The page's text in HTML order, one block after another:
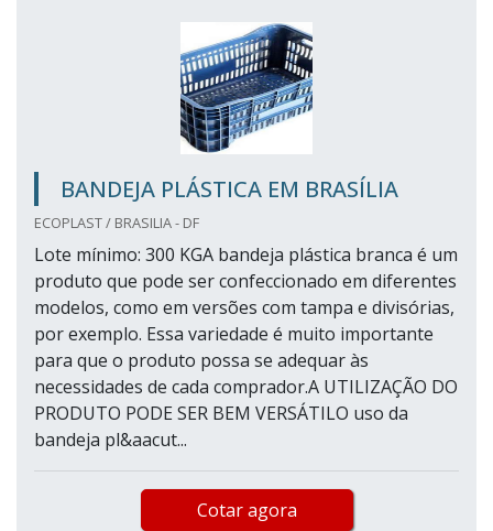
BANDEJA PLÁSTICA EM BRASÍLIA
ECOPLAST / BRASILIA - DF
Lote mínimo: 300 KGA bandeja plástica branca é um
produto que pode ser confeccionado em diferentes
modelos, como em versões com tampa e divisórias,
por exemplo. Essa variedade é muito importante
para que o produto possa se adequar às
necessidades de cada comprador.A UTILIZAÇÃO DO
PRODUTO PODE SER BEM VERSÁTILO uso da
bandeja pl&aacut...
Cotar agora